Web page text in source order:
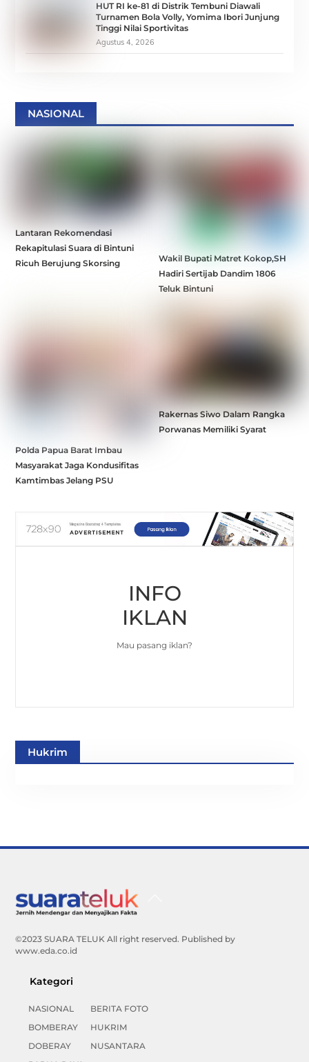
HUT RI ke-81 di Distrik Tembuni Diawali
Turnamen Bola Volly, Yomima Ibori Junjung
Tinggi Nilai Sportivitas
Agustus 4, 2026
NASIONAL
Lantaran Rekomendasi
Rekapitulasi Suara di Bintuni
Ricuh Berujung Skorsing
Wakil Bupati Matret Kokop,SH
Hadiri Sertijab Dandim 1806
Teluk Bintuni
Polda Papua Barat Imbau
Masyarakat Jaga Kondusifitas
Kamtimbas Jelang PSU
Rakernas Siwo Dalam Rangka
Porwanas Memiliki Syarat
INFO
IKLAN
Mau pasang iklan?
Hukrim
©2023 SUARA TELUK All right reserved. Published by
www.eda.co.id
Kategori
NASIONAL
BOMBERAY
DOBERAY
BERITA FOTO
HUKRIM
NUSANTARA